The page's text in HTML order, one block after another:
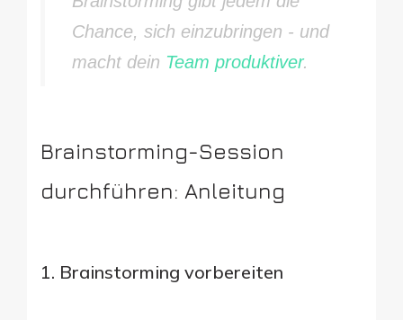
Chance, sich einzubringen - und
macht dein Team produktiver.
Brainstorming-Session
durchführen: Anleitung
1. Brainstorming vorbereiten